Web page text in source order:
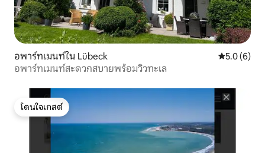
อพาร์ทเมนท์ใน Lübeck คะแนนเฉลี่
5.0 (6)
อพาร์ทเมนท์สะดวกสบายพร้อมวิวทะเล
โดนใจเกสต์
โดนใจเกสต์